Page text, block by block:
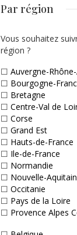
Par région
Vous souhaitez
région ?
☐ Auvergne-
☐ Bourgogne-
☐ Bretagne
☐ Centre-Val de
☐ Corse
☐ Grand Est
☐ Hauts-de-France
☐ Ile-de-France
☐ Normandie
☐ Nouvelle-
☐ Occitanie
☐ Pays de la Loire
☐ Provence Alpes